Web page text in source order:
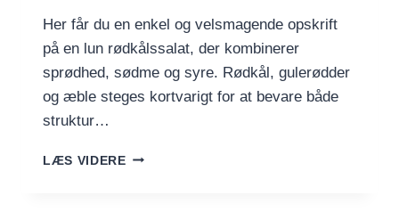
Her får du en enkel og velsmagende opskrift
på en lun rødkålssalat, der kombinerer
sprødhed, sødme og syre. Rødkål, gulerødder
og æble steges kortvarigt for at bevare både
struktur…
LÆS VIDERELUN